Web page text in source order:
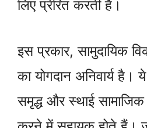
लिए प्रेरित करती है।
इस प्रकार, सामुदायिक
का योगदान अनिवार्य है।
समृद्ध और स्थाई सामाजिक